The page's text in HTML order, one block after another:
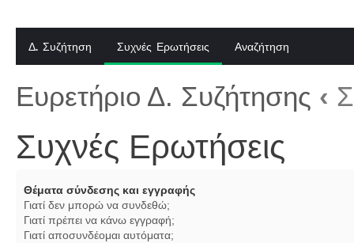
Δ. Συζήτηση Συχνές Ερωτήσεις Αναζήτηση
Ευρετήριο Δ. Συζήτησης ‹
Συχνές Ερωτήσεις
Θέματα σύνδεσης και εγγραφής
Γιατί δεν μπορώ να συνδεθώ;
Γιατί πρέπει να κάνω εγγραφή;
Γιατί αποσυνδέομαι αυτόματα;